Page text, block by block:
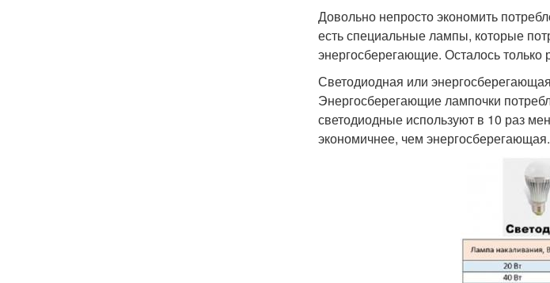
Довольно непросто экономить
есть специальные лампы, которые
энергосберегающие. Осталось только
Светодиодная или
Энергосберегающие лампочки
светодиодные используют в 10 раз
экономичнее, чем энергосберегающая.